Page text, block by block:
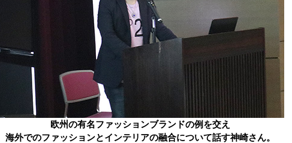
欧州の有名ファッションブランドの例を交え
海外でのファッションとインテリアの融合について話す神崎さん。